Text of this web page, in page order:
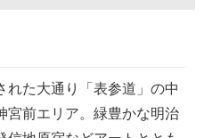
れた大通り「表参道」の中
宮前エリア。緑豊かな明治